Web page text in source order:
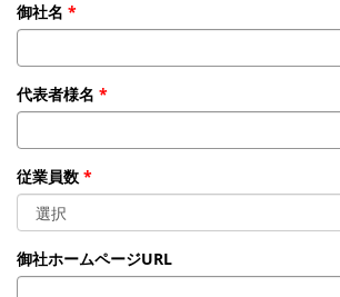
御社名
代表者様名
従業員数
御社ホームページURL